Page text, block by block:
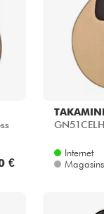
€
Internet
Magasins